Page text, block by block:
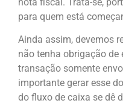
para quem está
Ainda assim, devemos
não tenha obrigação
transação somente
importante gerar esse
do fluxo de caixa se dê